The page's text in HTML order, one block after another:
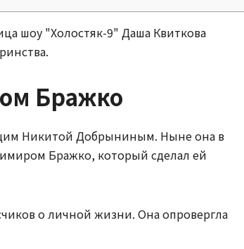
шоу "Холостяк-9" Даша Квиткова
Бражко
Никитой Добрыниным. Ныне она в
Бражко, который сделал ей
о личной жизни. Она опровергла